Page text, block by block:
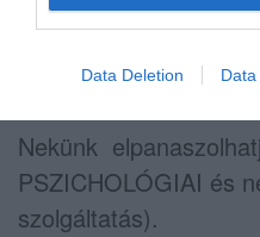
Data Deletion Data
Mi szívesen
Mi meghallgatjuk.
Nekünk
PSZICHOLÓGIAI és
szolgáltatás).